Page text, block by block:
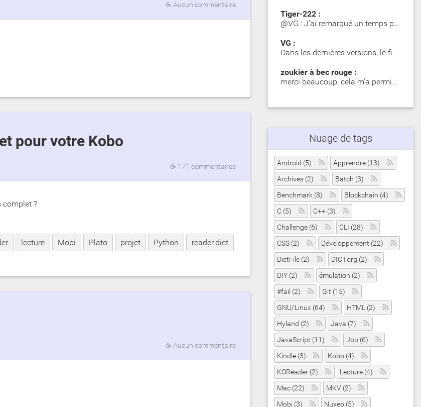
Tiger-222 :
@VG : J'ai remarqué un temps plus long lors du premier mot…
VG :
Dans les dernières versions, le fichier zip contient des d…
zoukier à bec rouge :
merci beaucoup, cela m'a permis d'identifier des poisson o…
Nuage de tags
Android (5)
Apprendre (13)
Archives (2)
Batch (3)
Benchmark (8)
Blockchain (4)
C (5)
C++ (3)
Challenge (6)
CLI (28)
CSS (2)
Développement (22)
DictFile (2)
DICT.org (2)
DIY (2)
émulation (2)
#fail (2)
Git (15)
GNU/Linux (64)
HTML (2)
Hyland (2)
Java (7)
JavaScript (11)
Job (6)
Kindle (3)
Kobo (4)
KOReader (2)
Lecture (4)
Mac (22)
MKV (2)
Mobi (3)
Nuxeo (5)
☕Aucun commentaire
pour votre Kobo
☕ 171 commentaires
complet ?
lecture Mobi Plato projet Python
reader.dict
☕Aucun commentaire